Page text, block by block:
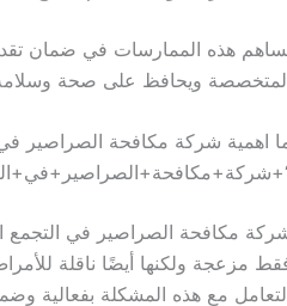
هذه الممارسات في ضمان
ويحافظ على صحة
اهمية شركة مكافحة الصراصير
مكافحة الصراصير في التجمع
مزعجة ولكنها أيضًا ناقلة
مع هذه المشكلة بفعالية